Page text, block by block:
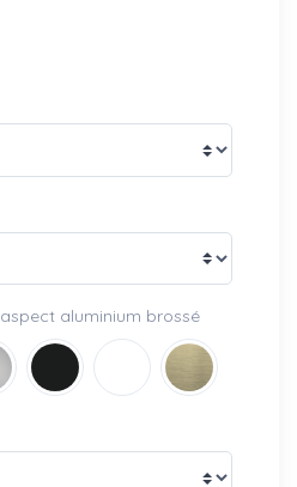
aspect aluminium brossé